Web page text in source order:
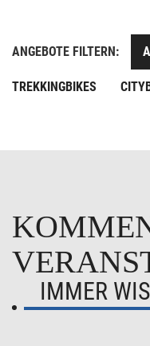
ANGEBOTE FILTERN:
TREKKINGBIKES
KOMMENDE
IMMER